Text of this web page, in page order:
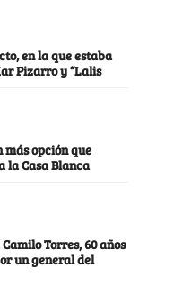
en la que estaba
Pizarro y “Lalis
más opción que
la Casa Blanca
Torres, 60 años
un general del